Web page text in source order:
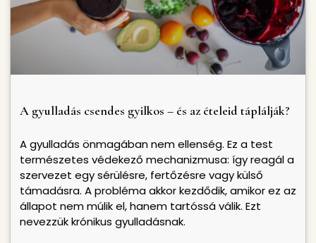
A gyulladás csendes gyilkos – és az ételeid táplálják?
A gyulladás önmagában nem ellenség. Ez a test
természetes védekező mechanizmusa: így reagál a
szervezet egy sérülésre, fertőzésre vagy külső
támadásra. A probléma akkor kezdődik, amikor ez az
állapot nem múlik el, hanem tartóssá válik. Ezt
nevezzük krónikus gyulladásnak.